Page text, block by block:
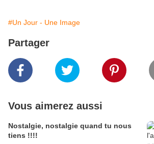
#Un Jour - Une Image
Partager
Vous aimerez aussi
Nostalgie, nostalgie quand tu nous
tiens !!!!